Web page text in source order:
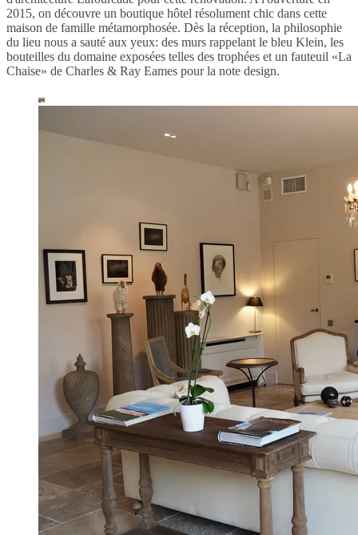
2015, on découvre un boutique hôtel résolument chic dans cette
maison de famille métamorphosée. Dès la réception, la philosophie
du lieu nous a sauté aux yeux: des murs rappelant le bleu Klein, les
bouteilles du domaine exposées telles des trophées et un fauteuil «La
Chaise» de Charles & Ray Eames pour la note design.